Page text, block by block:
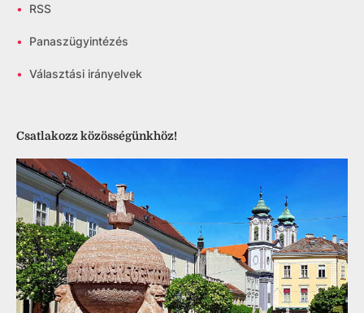
• RSS
• Panaszügyintézés
• Választási irányelvek
Csatlakozz közösségünkhöz!